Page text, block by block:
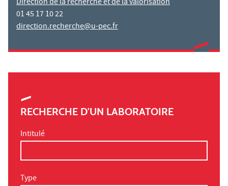
01 45 17 10 22
direction.recherche@u-pec.fr
RECHERCHE D'UN LABORATOIRE
Intitulé
Type